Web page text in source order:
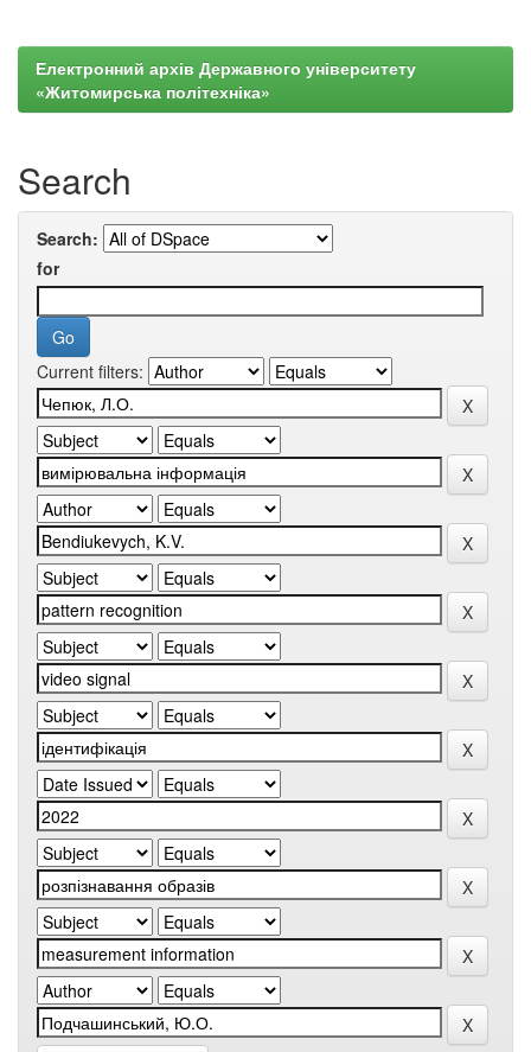
Електронний архів Державного університету
«Житомирська політехніка»
Search
Search:
for
Current filters: